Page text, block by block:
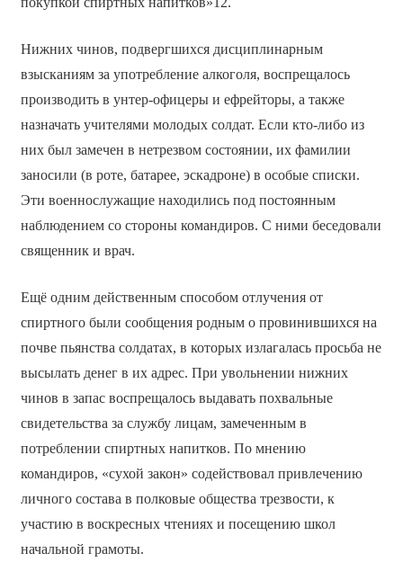
Нижних чинов, подвергшихся дисциплинарным
взысканиям за употребление алкоголя, воспрещалось
производить в унтер-офицеры и ефрейторы, а также
назначать учителями молодых солдат. Если кто-либо из
них был замечен в нетрезвом состоянии, их фамилии
заносили (в роте, батарее, эскадроне) в особые списки.
Эти военнослужащие находились под постоянным
наблюдением со стороны командиров. С ними беседовали
священник и врач.
Ещё одним действенным способом отлучения от
спиртного были сообщения родным о провинившихся на
почве пьянства солдатах, в которых излагалась просьба не
высылать денег в их адрес. При увольнении нижних
чинов в запас воспрещалось выдавать похвальные
свидетельства за службу лицам, замеченным в
потреблении спиртных напитков. По мнению
командиров, «сухой закон» содействовал привлечению
личного состава в полковые общества трезвости, к
участию в воскресных чтениях и посещению школ
начальной грамоты.